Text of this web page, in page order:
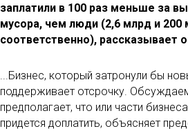
заплатили в 100 раз меньше за
мусора, чем люди (2,6 млрд и 200
соответственно), рассказывает
...Бизнес, который затронули бы
поддерживает отсрочку.
предполагает, что или части
придется доплатить, объясняет